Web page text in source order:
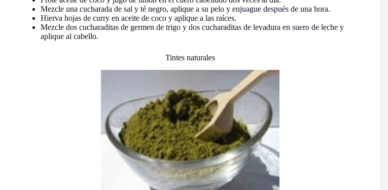
Mezcle una cucharada de sal y té negro, aplique a su pelo y enjuague después de una hora.
Hierva hojas de curry en aceite de coco y aplique a las raíces.
Mezcle dos cucharaditas de germen de trigo y dos cucharaditas de levadura en suero de leche y
aplique al cabello.
Tintes naturales